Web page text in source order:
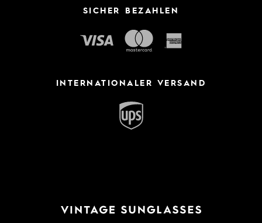
SICHER BEZAHLEN
INTERNATIONALER VERSAND